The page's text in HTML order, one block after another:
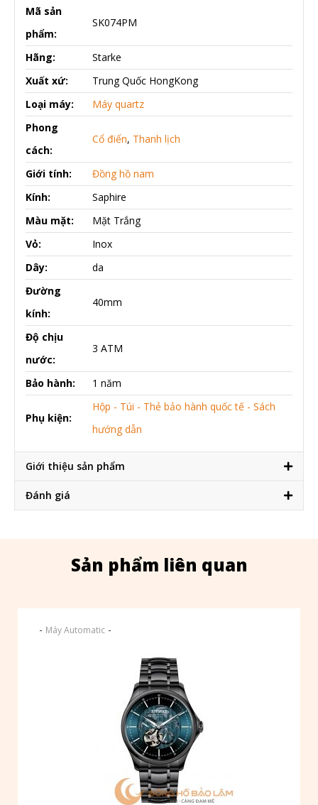
Mã sản
phẩm:
SK074PM
Hãng:
Starke
Xuất xứ:
Trung Quốc HongKong
Loại máy:
Máy quartz
Phong
cách:
Cổ điển, Thanh lịch
Giới tính:
Đồng hồ nam
Kính:
Saphire
Màu mặt:
Mặt Trắng
Vỏ:
Inox
Dây:
da
Đường
kính:
40mm
Độ chịu
nước:
3 ATM
Bảo hành: 1 năm
Phụ kiện:
Hộp - Túi - Thẻ bảo hành quốc tế - Sách
hướng dẫn
Giới thiệu sản phẩm
Đánh giá
Sản phẩm liên quan
- Máy Automatic -